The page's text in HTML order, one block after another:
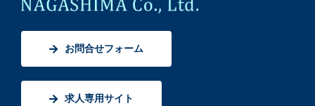
お問合せフォーム
求人専用サイト